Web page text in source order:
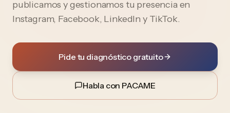
publicamos y gestionamos tu presencia en
Instagram, Facebook, LinkedIn y TikTok.
Pide tu diagnóstico gratuito
Habla con PACAME